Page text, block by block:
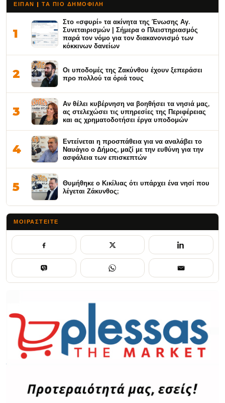
ΕΙΠΑΝ | ΤΑ ΠΙΟ ΔΗΜΟΦΙΛΉ
1
Στο «σφυρί» τα ακίνητα της Ένωσης Αγ.
Συνεταιρισμών | Σήμερα ο Πλειστηριασμός
παρά τον νόμο για τον διακανονισμό των
κόκκινων δανείων
2
Οι υποδομές της Ζακύνθου έχουν ξεπεράσει
προ πολλού τα όριά τους
3
Αν θέλει κυβέρνηση να βοηθήσει τα νησιά μας,
ας στελεχώσει τις υπηρεσίες της Περιφέρειας
και ας χρηματοδοτήσει έργα υποδομών
4
Εντείνεται η προσπάθεια για να αναλάβει το
Ναυάγιο ο Δήμος, μαζί με την ευθύνη για την
ασφάλεια των επισκεπτών
5
Θυμήθηκε ο Κικίλιας ότι υπάρχει ένα νησί που
λέγεται Ζάκυνθος;
ΜΟΙΡΑΣΤΕΊΤΕ